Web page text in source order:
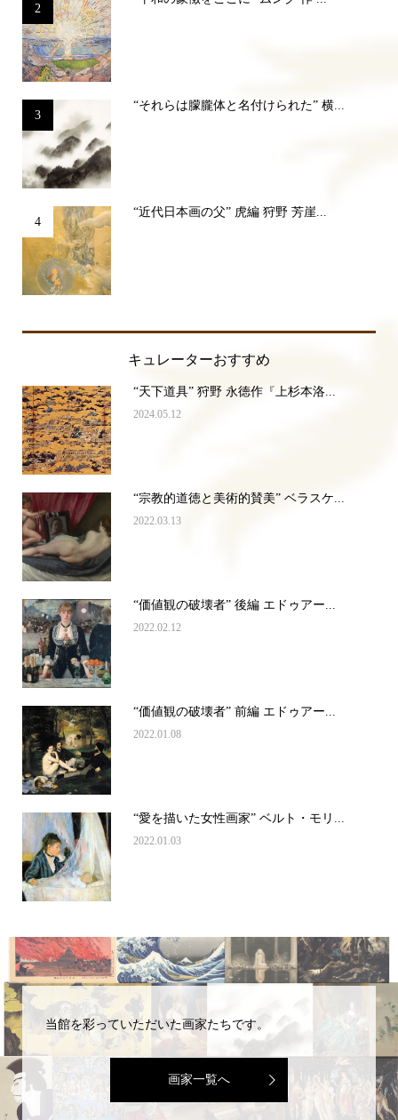
2
3
“それらは朦朧体と名付けられた” 横...
4
“近代日本画の父” 虎編 狩野 芳崖...
キュレーターおすすめ
“天下道具” 狩野 永徳作『上杉本洛...
2024.05.12
“宗教的道徳と美術的賛美” ベラスケ...
2022.03.13
“価値観の破壊者” 後編 エドゥアー...
2022.02.12
“価値観の破壊者” 前編 エドゥアー...
2022.01.08
“愛を描いた女性画家” ベルト・モリ...
2022.01.03
当館を彩っていただいた画家たちです。
画家一覧へ